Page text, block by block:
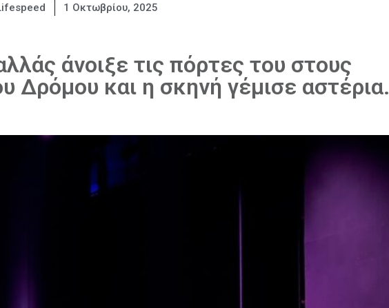
1 Οκτωβρίου, 2025
άνοιξε τις πόρτες του στους
Δρόμου και η σκηνή γέμισε αστέρια.